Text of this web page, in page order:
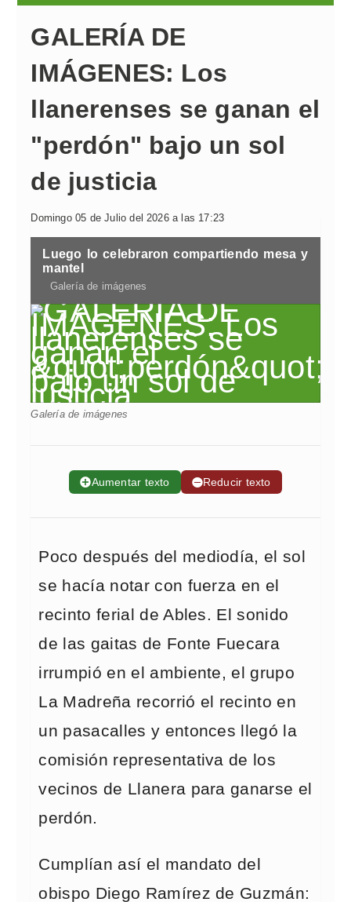
GALERÍA DE
IMÁGENES: Los
llanerenses se ganan el
"perdón" bajo un sol
de justicia
Domingo 05 de Julio del 2026 a las 17:23
Luego lo celebraron compartiendo mesa y
mantel
Galería de imágenes
Galería de imágenes
➕Aumentar texto ➖Reducir texto
Poco después del mediodía, el sol
se hacía notar con fuerza en el
recinto ferial de Ables. El sonido
de las gaitas de Fonte Fuecara
irrumpió en el ambiente, el grupo
La Madreña recorrió el recinto en
un pasacalles y entonces llegó la
comisión representativa de los
vecinos de Llanera para ganarse el
perdón.
Cumplían así el mandato del
obispo Diego Ramírez de Guzmán: